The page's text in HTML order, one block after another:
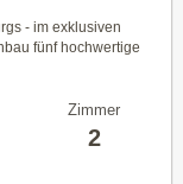
- im exklusiven
fünf hochwertige
Zimmer
2